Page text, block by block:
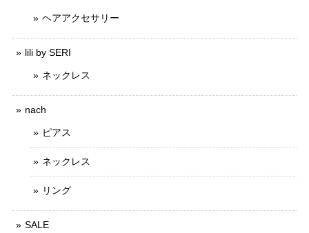
ヘアアクセサリー
lili by SERI
ネックレス
nach
ピアス
ネックレス
リング
SALE